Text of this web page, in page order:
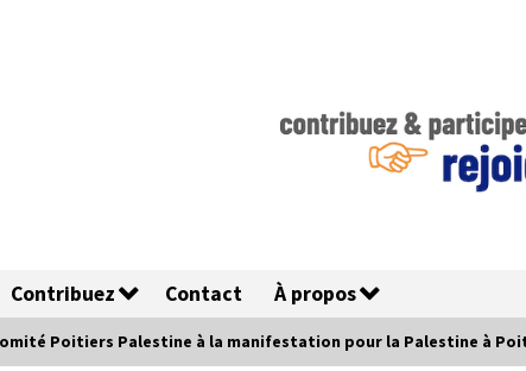
Contribuez Contact À propos
Poitiers Palestine à la manifestation pour la Palestine à